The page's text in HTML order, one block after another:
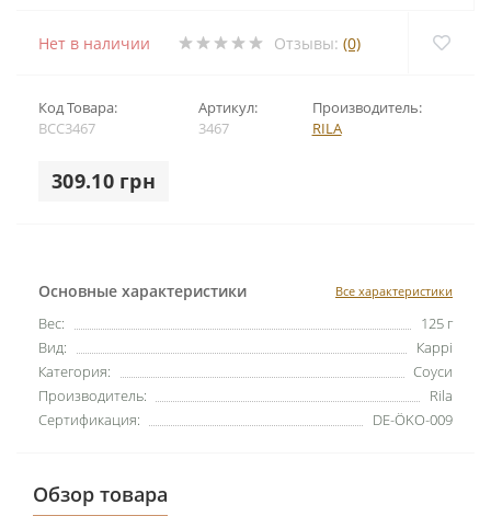
Нет в наличии Отзывы: (0)
Код Товара:
BCC3467
Артикул:
3467
Производитель:
RILA
309.10 грн
Основные характеристики Все характеристики
Вес:
125 г
Вид:
Каррі
Категория:
Соуси
Производитель:
Rila
Сертификация:
DE-ÖKO-009
Обзор товара